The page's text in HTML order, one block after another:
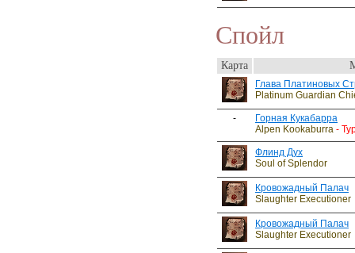
Спойл
Карта
Глава Платиновых
Platinum Guardian
-
Горная Кукабарра
Alpen Kookaburra -
Флинд Дух
Soul of Splendor
Кровожадный Палач
Slaughter Executioner
Кровожадный Палач
Slaughter Executioner